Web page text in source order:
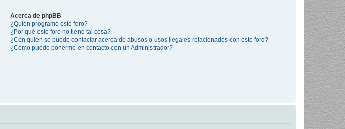
Acerca de phpBB
¿Quién programó este foro?
¿Por qué este foro no tiene tal cosa?
¿Con quién se puede contactar acerca de abusos o usos ilegales relacionados con este foro?
¿Cómo puedo ponerme en contacto con un Administrador?